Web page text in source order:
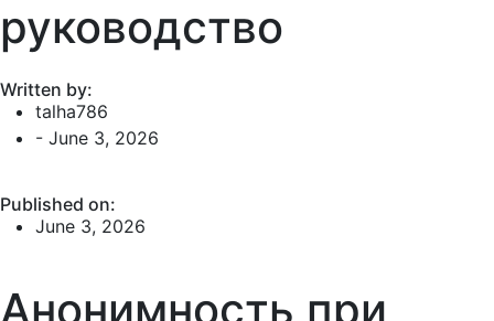
руководство
Written by:
talha786
- June 3, 2026
Published on:
June 3, 2026
Анонимность при